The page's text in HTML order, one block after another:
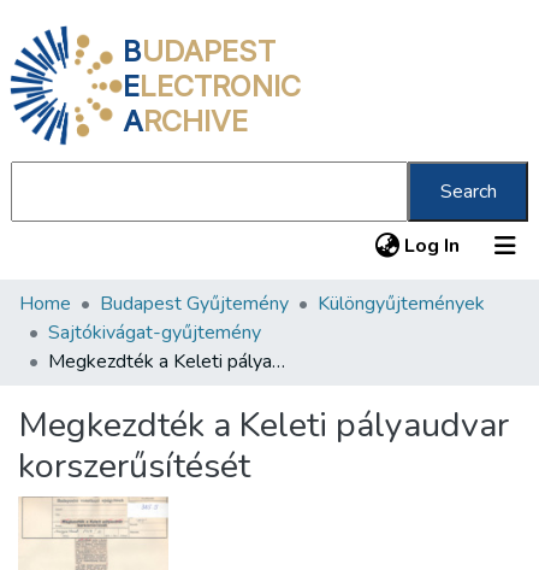
BUDAPEST
ELECTRONIC
ARCHIVE
Search
Log In (current)
Communities & Collections
All of DSpace
About us
Home Budapest Gyűjtemény
Különgyűjtemények
Sajtókivágat-gyűjtemény
Megkezdték a Keleti pályaudvar korszerűsítését
Megkezdték a Keleti pályaudvar
korszerűsítését